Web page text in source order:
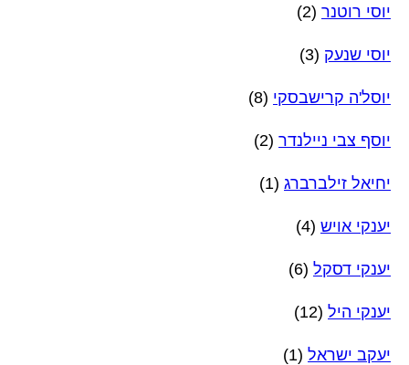
יוסי רוטנר (2)
יוסי שנעק (3)
יוסל'ה קרישבסקי (8)
יוסף צבי ניילנדר (2)
יחיאל זילברברג (1)
יענקי אויש (4)
יענקי דסקל (6)
יענקי היל (12)
יעקב ישראל (1)